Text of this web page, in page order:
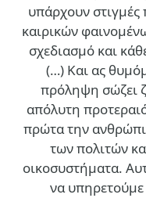
υπάρχουν
καιρικών
σχεδιασμό και
(…) Και ας
πρόληψη σώζει
απόλυτη
πρώτα την
των πολιτών
οικοσυστήματα.
να υπηρετούμε